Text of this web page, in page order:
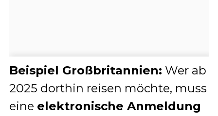
Beispiel Großbritannien: Wer ab
2025 dorthin reisen möchte, muss
eine elektronische Anmeldung